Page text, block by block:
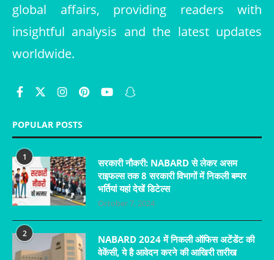
global affairs, providing readers with
insightful analysis and the latest updates
worldwide.
POPULAR POSTS
1
सरकारी नौकरी: NABARD से लेकर असम
राइफल्स तक 8 सरकारी विभागों में निकली बम्पर
भर्तियां यहां देखें डिटेल्स
October 7, 2024
2
NABARD 2024 में निकली ऑफिस अटेंडेंट की
वेकेंसी, ये है आवेदन करने की आखिरी तारीख